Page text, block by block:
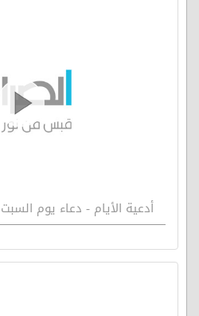
أدعية الأيام - دعاء يوم